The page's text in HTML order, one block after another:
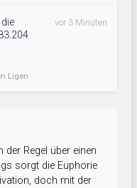
vor 3 Minuten
Ligen
der Regel über einen
sorgt die Euphorie
doch mit der